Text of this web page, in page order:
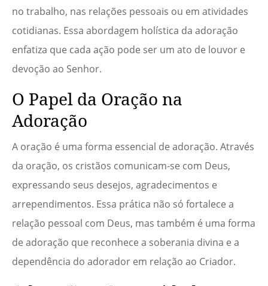
no trabalho, nas relações pessoais ou em atividades
cotidianas. Essa abordagem holística da adoração
enfatiza que cada ação pode ser um ato de louvor e
devoção ao Senhor.
O Papel da Oração na
Adoração
A oração é uma forma essencial de adoração. Através
da oração, os cristãos comunicam-se com Deus,
expressando seus desejos, agradecimentos e
arrependimentos. Essa prática não só fortalece a
relação pessoal com Deus, mas também é uma forma
de adoração que reconhece a soberania divina e a
dependência do adorador em relação ao Criador.